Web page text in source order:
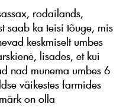
rodailands,
saab ka teisi tõuge, mis
keskmiselt umbes
lisades, et kui
nad munema umbes 6
väikestes farmides
on olla